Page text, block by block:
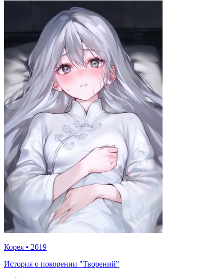
Корея • 2019
История о покорении "Творений"